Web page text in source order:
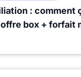
: comment
box + forfait